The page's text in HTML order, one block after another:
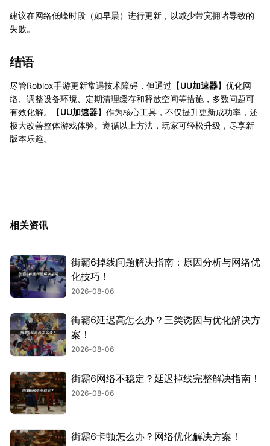
建议在网络低峰时段（如早晨）进行更新，以减少带宽拥堵导致的
失败。
结语
尽管Roblox手游更新常遇技术障碍，但通过【UU加速器】优化网
络、调整设备环境、定期清理缓存和释放空间等措施，多数问题可
有效化解。【UU加速器】作为核心工具，不仅提升更新成功率，还
极大改善整体游戏体验。遵循以上方法，玩家可轻松升级，尽享新
版本乐趣。
相关资讯
街霸6掉线问题解决指南：原因分析与网络优
化技巧！
2026-08-06
街霸6延迟高怎么办？三类诱因与优化解决方
案！
2026-08-06
街霸6网络不稳定？延迟掉线完整解决指南！
2026-08-06
街霸6卡顿怎么办？网络优化解决方案！